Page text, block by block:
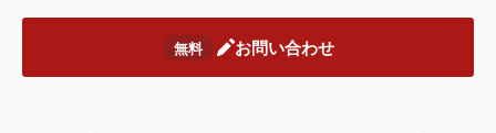
無料 お問い合わせ